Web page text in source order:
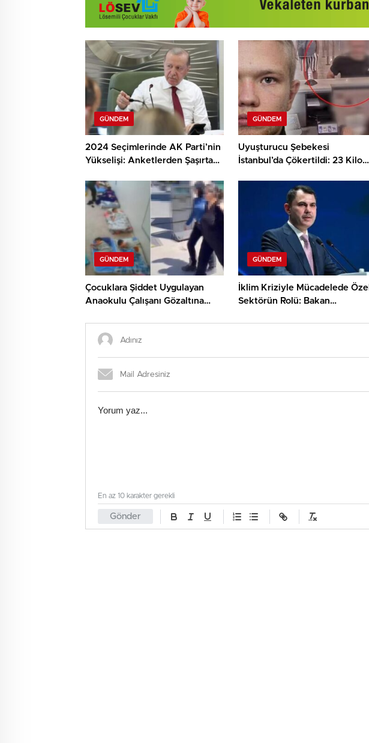
GÜNDEM
2024 Seçimlerinde AK Parti’nin
Yükselişi: Anketlerden Şaşırtan
GÜNDEM
Uyuşturucu Şebekesi
İstanbul’da Çökertildi: 23 Kilo
GÜNDEM
Çocuklara Şiddet Uygulayan
Anaokulu Çalışanı Gözaltına
GÜNDEM
İklim Kriziyle Mücadelede Özel
Sektörün Rolü: Bakan
Gönder
En az 10 karakter gerekli